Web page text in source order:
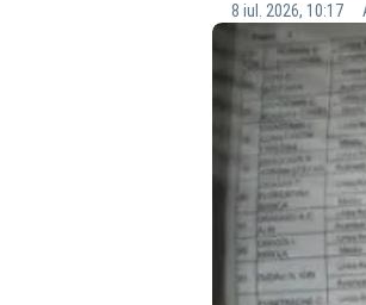
8 iul. 2026, 10:17